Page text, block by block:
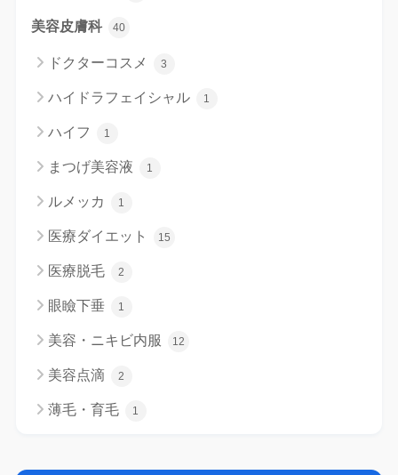
美容皮膚科 40
ドクターコスメ 3
ハイドラフェイシャル 1
ハイフ 1
まつげ美容液 1
ルメッカ 1
医療ダイエット 15
医療脱毛 2
眼瞼下垂 1
美容・ニキビ内服 12
美容点滴 2
薄毛・育毛 1